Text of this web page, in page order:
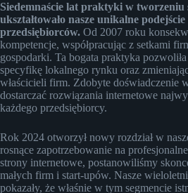
Siedemnaście lat praktyki w
ukształtowało nasze unikalne
przedsiębiorców. Od 2007 roku
kompetencje, współpracując z setkami
gospodarki. Ta bogata praktyka
specyfikę lokalnego rynku oraz
właścicieli firm. Zdobyte doświadczenie
dostarczać rozwiązania internetowe
każdego przedsiębiorcy.
Rok 2024 otworzył nowy rozdział w
rosnące zapotrzebowanie na
strony internetowe, postanowiliśmy
małych firm i start-upów. Nasze
pokazały, że właśnie w tym segmencie